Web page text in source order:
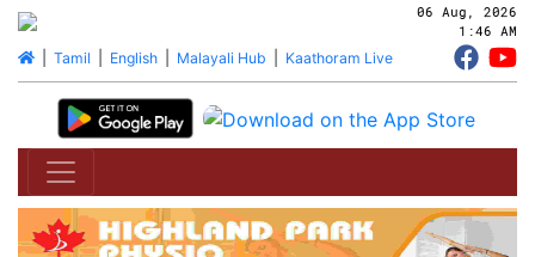
06 Aug, 2026
1:46 AM
| Tamil English| Malayali Hub Kaathoram Live